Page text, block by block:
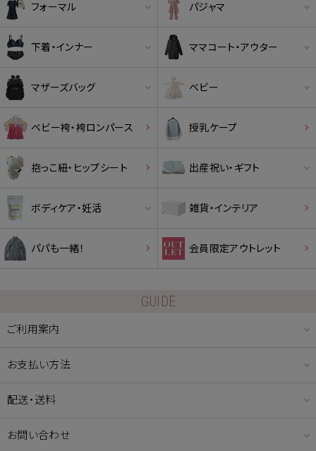
フォーマル パジャマ
下着・インナー ママコート・アウター
マザーズバッグ ベビー
ベビー袴・袴ロンパース 授乳ケープ
抱っこ紐・ヒップシート 出産祝い・ギフト
ボディケア・妊活 雑貨・インテリア
パパも一緒！ 会員限定アウトレット
GUIDE
ご利用案内
お支払い方法
配送・送料
お問い合わせ